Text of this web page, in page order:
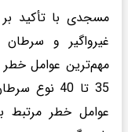
مسجدی با تأکید بر
غیرواگیر و
مهم‌ترین عوامل
عوامل خطر مرتبط